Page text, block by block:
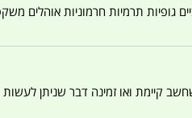
גופיות תרמיות חרמוניות אוהלים
קיימת ואו זמינה דבר שניתן